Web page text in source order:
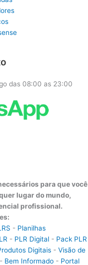
das 08:00 as 23:00
para que você
lugar do mundo,
profissional.
- Planilhas
- PLR Digital- Pack PLR
Digitais- Visão de
- Bem Informado - Portal